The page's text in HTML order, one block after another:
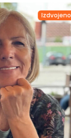
Izdvojeno